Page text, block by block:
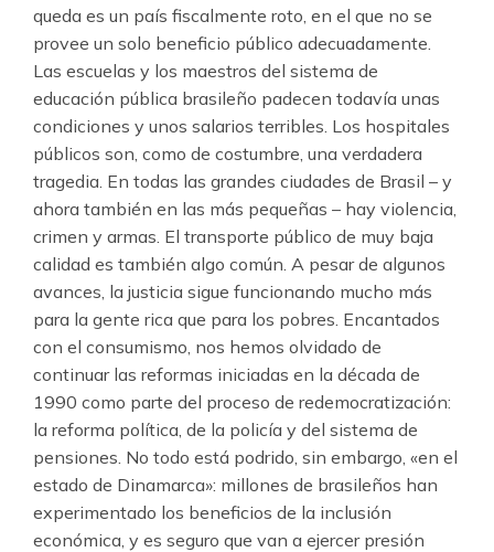
queda es un país fiscalmente roto, en el que no se
provee un solo beneficio público adecuadamente.
Las escuelas y los maestros del sistema de
educación pública brasileño padecen todavía unas
condiciones y unos salarios terribles. Los hospitales
públicos son, como de costumbre, una verdadera
tragedia. En todas las grandes ciudades de Brasil – y
ahora también en las más pequeñas – hay violencia,
crimen y armas. El transporte público de muy baja
calidad es también algo común. A pesar de algunos
avances, la justicia sigue funcionando mucho más
para la gente rica que para los pobres. Encantados
con el consumismo, nos hemos olvidado de
continuar las reformas iniciadas en la década de
1990 como parte del proceso de redemocratización:
la reforma política, de la policía y del sistema de
pensiones. No todo está podrido, sin embargo, «en el
estado de Dinamarca»: millones de brasileños han
experimentado los beneficios de la inclusión
económica, y es seguro que van a ejercer presión